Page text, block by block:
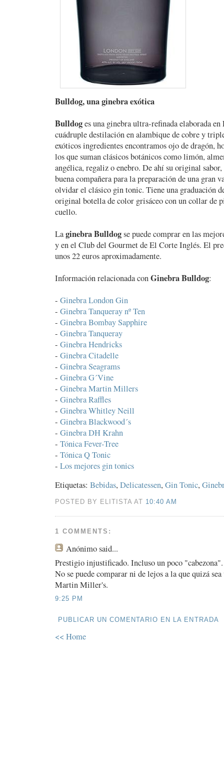
Bulldog, una ginebra exótica
Bulldoges una ginebra ultra-refinada elaborada
cuádruple destilación en alambique de cobre y
exóticos ingredientes encontramos ojo de dragón,
los que suman clásicos botánicos como limón,
angélica, regaliz o enebro. De ahí su original
buena compañera para la preparación de una gran
olvidar el clásico gin tonic. Tiene una graduación
original botella de color grisáceo con un collar de
cuello.
Laginebra Bulldogse puede comprar en las
y en el Club del Gourmet de El Corte Inglés. El
unos 22 euros aproximadamente.
Información relacionada conGinebra Bulldog:
- Ginebra London Gin
- Ginebra Tanqueray nº Ten
- Ginebra Bombay Sapphire
- Ginebra Tanqueray
- Ginebra Hendricks
- Ginebra Citadelle
- Ginebra Seagrams
- Ginebra G´Vine
- Ginebra Martin Millers
- Ginebra Raffles
- Ginebra Whitley Neill
- Ginebra Blackwood´s
- Ginebra DH Krahn
- Tónica Fever-Tree
- Tónica Q Tonic
- Los mejores gin tonics
Etiquetas: Bebidas, Delicatessen, Gin Tonic,
POSTED BY ELITISTA AT 10:40 AM
1 COMMENTS:
Anónimosaid...
Prestigio injustificado. Incluso un poco "cabezona".
No se puede comparar ni de lejos a la que quizá
Martin Miller's.
9:25 PM
PUBLICAR UN COMENTARIO EN LA ENTRADA
<< Home